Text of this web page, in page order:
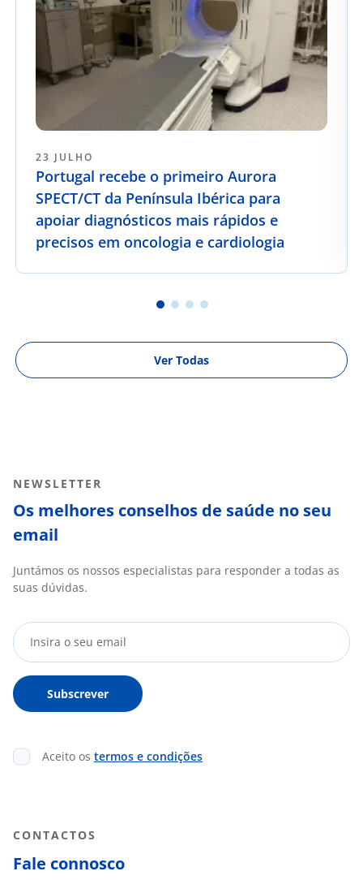
23 JULHO
Portugal recebe o primeiro Aurora
SPECT/CT da Península Ibérica para
apoiar diagnósticos mais rápidos e
precisos em oncologia e cardiologia
Ver Todas
NEWSLETTER
Os melhores conselhos de saúde no seu
email
Juntámos os nossos especialistas para responder a todas as
suas dúvidas.
Aceito os termos e condições
CONTACTOS
Fale connosco